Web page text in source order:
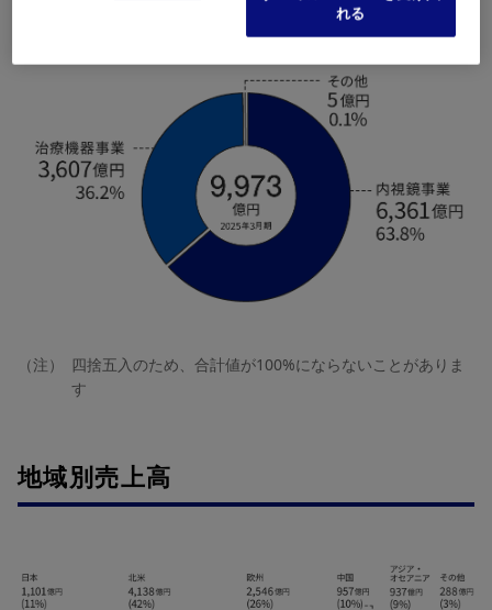
（注）
四捨五入のため、合計値が100%にならないことがありま
す
地域別売上高
れる